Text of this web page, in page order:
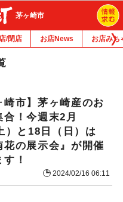
茅ヶ崎市
/閉店 お店News お店みち
崎市】茅ヶ崎産のお
合！今週末2月
）と18日（日）は
花の展示会』が開催
！
2024/02/16 06:11